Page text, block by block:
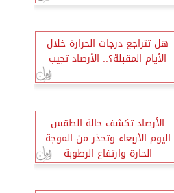
هل تتراجع درجات الحرارة خلال
الأيام المقبلة؟.. الأرصاد تجيب
الأرصاد تكشف حالة الطقس
اليوم الأربعاء وتحذر من الموجة
الحارة وارتفاع الرطوبة